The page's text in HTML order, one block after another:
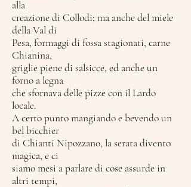
alla
creazione di Collodi; ma anche del miele
della Val di
Pesa, formaggi di fossa stagionati, carne
Chianina,
griglie piene di salsicce, ed anche un
forno a legna
che sfornava delle pizze con il Lardo
locale.
A certo punto mangiando e bevendo un
bel bicchier
di Chianti Nipozzano, la serata divento
magica, e ci
siamo mesi a parlare di cose assurde in
altri tempi,